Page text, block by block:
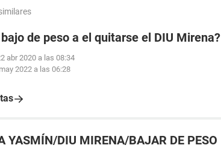
de peso a el quitarse el DIU Mirena?
abr 2020 a las 08:34
2022 a las 06:28
YASMÍN/DIU MIRENA/BAJAR DE PESO